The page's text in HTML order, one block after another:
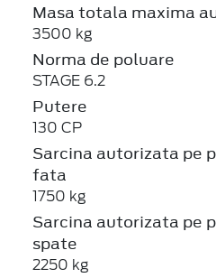
Masa totala maxima
3500 kg
Norma de poluare
STAGE 6.2
Putere
130 CP
Sarcina autorizata pe
fata
1750 kg
Sarcina autorizata pe
spate
2250 kg